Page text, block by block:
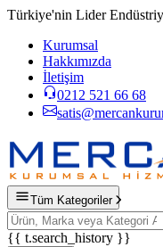
Türkiye'nin Lider
Kurumsal
Hakkımızda
İletişim
0212 521 66 68
Tüm Kategoriler
{{ t.search_history }}